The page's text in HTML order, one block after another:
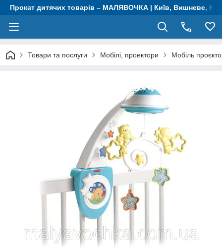
Прокат дитячих товарів – МАЛЯВОЧКА | Київ, Вишневе,
Товари та послуги Мобілі, проектори Мобіль